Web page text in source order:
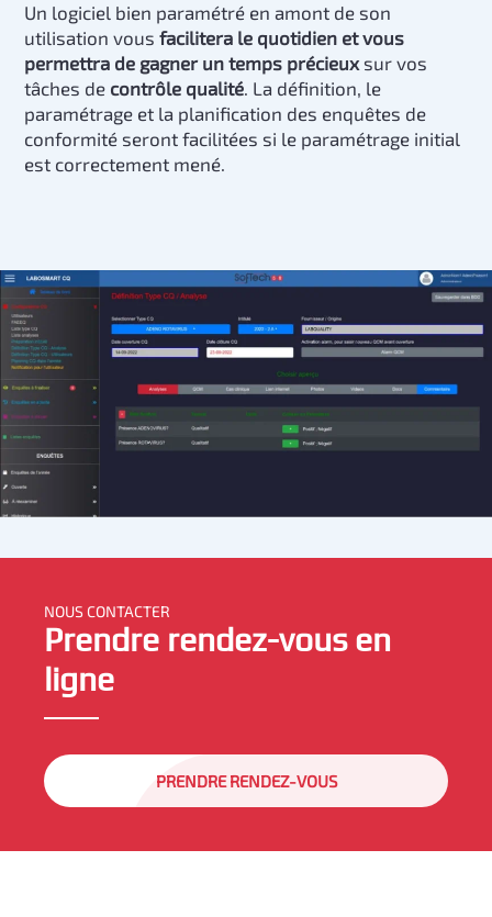
Un logiciel bien paramétré en amont de son
utilisation vousfacilitera le quotidien et vous
permettra de gagner un temps précieux sur vos
tâches de contrôle qualité. La définition, le
paramétrage et la planification des enquêtes de
conformité seront facilitées si le paramétrage initial
est correctement mené.
NOUS CONTACTER
Prendre rendez-vous en
ligne
PRENDRE RENDEZ-VOUS